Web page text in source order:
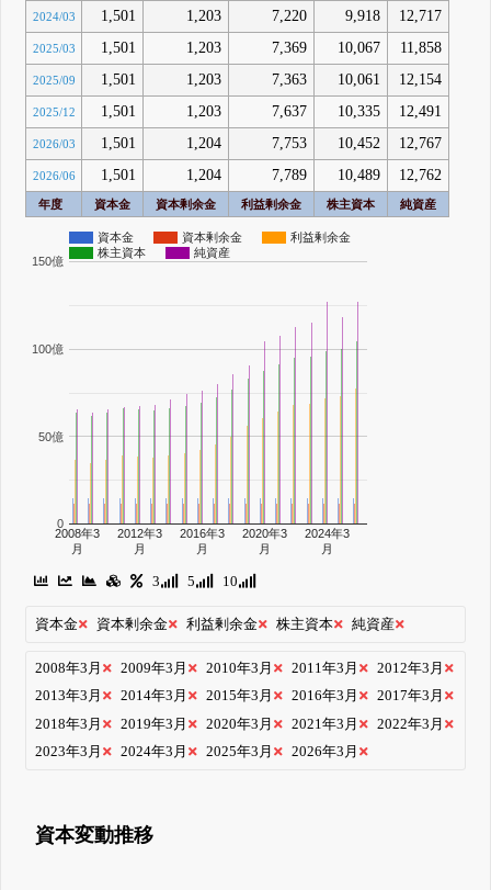
2024/03 1,501 1,203 7,220 9,918 12,717
2025/03 1,501 1,203 7,369 10,067 11,858
2025/09 1,501 1,203 7,363 10,061 12,154
2025/12 1,501 1,203 7,637 10,335 12,491
2026/03 1,501 1,204 7,753 10,452 12,767
2026/06 1,501 1,204 7,789 10,489 12,762
年度 資本金 資本剰余金 利益剰余金 株主資本 純資産
資本金 資本剰余金
利益剰余金
株主資本
純資産
2008年3
月
2012年3
月
2016年3
月
2020年3
月
2024年3
月
0
50億
100億
150億
3 5 10
資本金 資本剰余金 利益剰余金 株主資本 純資産
2008年3月 2009年3月 2010年3月 2011年3月
2012年3月
2013年3月
2014年3月 2015年3月 2016年3月
2017年3月
2018年3月
2019年3月 2020年3月 2021年3月
2022年3月
2023年3月
2024年3月 2025年3月 2026年3月
資本変動推移